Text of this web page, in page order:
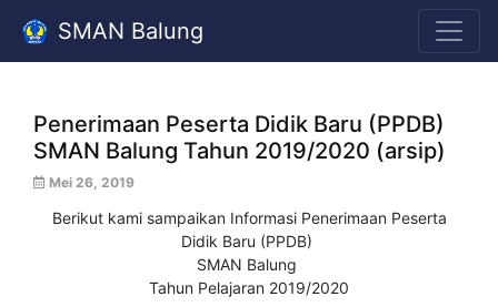
SMAN Balung
Penerimaan Peserta Didik Baru (PPDB)
SMAN Balung Tahun 2019/2020 (arsip)
Mei 26, 2019
Berikut kami sampaikan Informasi Penerimaan Peserta
Didik Baru (PPDB)
SMAN Balung
Tahun Pelajaran 2019/2020